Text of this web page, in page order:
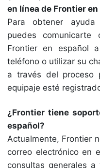
en línea de Frontier
Para obtener
puedes
Frontier en español
teléfono o utilizar su
a través del proceso
equipaje esté
¿Frontier tiene
español?
Actualmente, Frontier
correo electrónico en
consultas generales